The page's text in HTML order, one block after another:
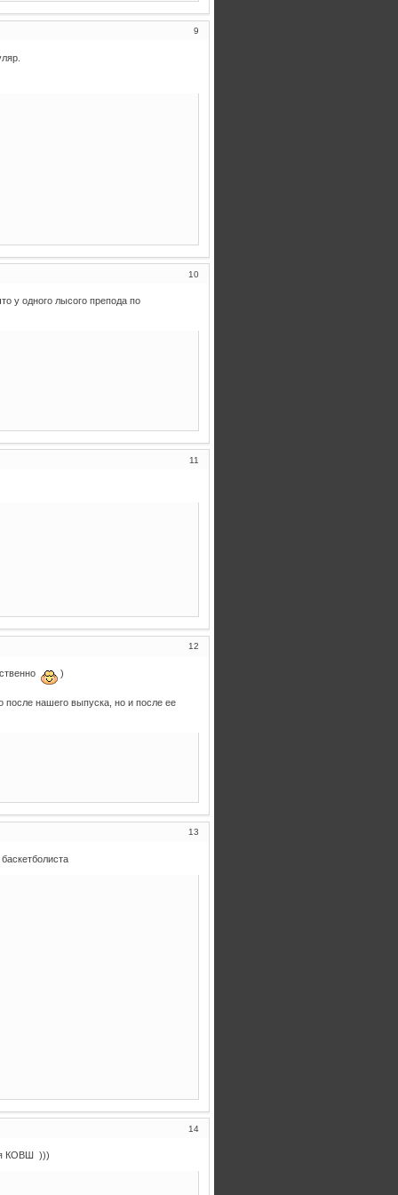
9
10
у одного лысого препода по
11
12
)
после нашего выпуска, но и после ее
13
14
КОВШ )))